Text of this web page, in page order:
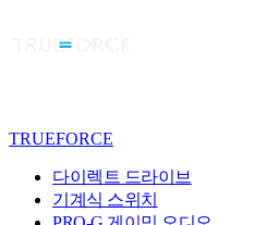
TRUEFORCE
다이렉트 드라이브
기계식 스위치